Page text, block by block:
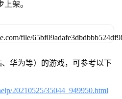
架。
华为等）的游戏，可参考以下
20210525/35044_949950.html